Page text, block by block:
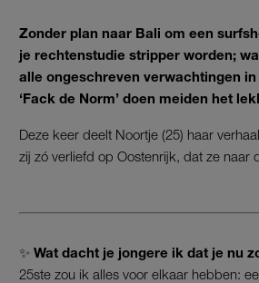
Zonder plan naar Bali om een
je rechtenstudie stripper worden;
alle ongeschreven verwachtingen in
‘Fack de Norm’ doen meiden het
Deze keer deelt Noortje (25) haar
zij zó verliefd op Oostenrijk, dat ze naar
✨ Wat dacht je jongere ik dat je nu
25ste zou ik alles voor elkaar hebben: